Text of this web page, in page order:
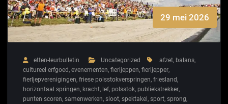
29 mei 2026
etten-leurbulletin Uncategorized afzet, balans,
cultureel erfgoed, evenementen, fierljeppen, fierljepper,
fierljepverenigingen, friese polsstokverspringen, friesland,
horizontaal springen, kracht, lef, polsstok, publiekstrekker,
punten scoren, samenwerken, sloot, spektakel, sport, sprong,